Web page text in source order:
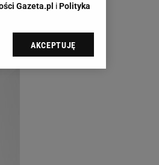
Gazeta.pl iPolityka
sp. z o.o., jej
swoje preferencje
danych poprzez
AKCEPTUJĘ